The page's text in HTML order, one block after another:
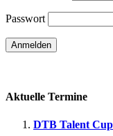
Passwort
Aktuelle Termine
DTB Talent